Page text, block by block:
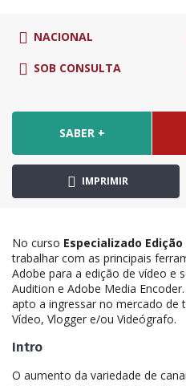
NACIONAL
SOB CONSULTA
SABER +
IMPRIMIR
No curso Especializado Edição
trabalhar com as principais
Adobe para a edição de vídeo e
Audition e Adobe Media
apto a ingressar no mercado de
Vídeo, Vlogger e/ou Videógrafo.
Intro
O aumento da variedade de